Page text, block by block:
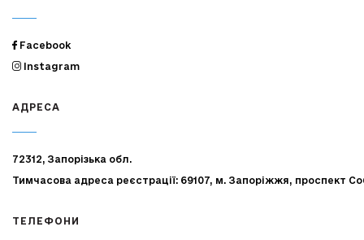
Facebook
Instagram
АДРЕСА
72312, Запорізька обл.
Тимчасова адреса реєстрації: 69107, м. Запоріжжя, проспект
ТЕЛЕФОНИ